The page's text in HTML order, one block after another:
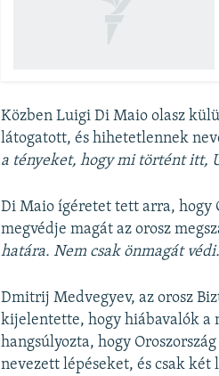
Közben Luigi Di Maio olasz
látogatott, és hihetetlennek
a tényeket, hogy mi történt itt,
Di Maio ígéretet tett arra, hogy
megvédje magát az orosz
határa. Nem csak önmagát
Dmitrij Medvegyev, az orosz
kijelentette, hogy hiábavalók a
hangsúlyozta, hogy
nevezett lépéseket, és csak két